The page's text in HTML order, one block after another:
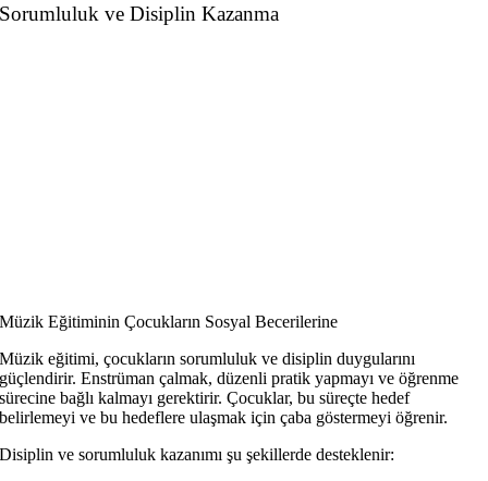
Sorumluluk ve Disiplin Kazanma
Müzik Eğitiminin Çocukların Sosyal Becerilerine
Müzik eğitimi, çocukların sorumluluk ve disiplin duygularını
güçlendirir. Enstrüman çalmak, düzenli pratik yapmayı ve öğrenme
sürecine bağlı kalmayı gerektirir. Çocuklar, bu süreçte hedef
belirlemeyi ve bu hedeflere ulaşmak için çaba göstermeyi öğrenir.
Disiplin ve sorumluluk kazanımı şu şekillerde desteklenir: